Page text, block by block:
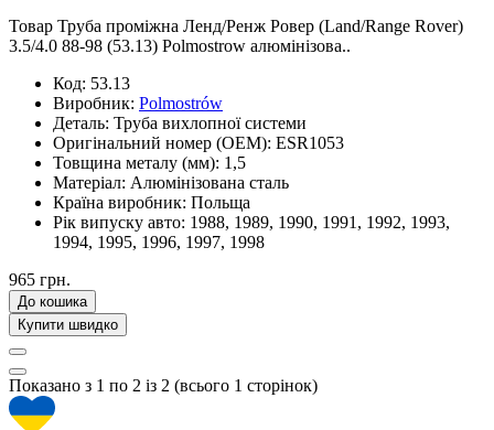
Товар Труба промiжна Ленд/Ренж Ровер (Land/Range Rover)
3.5/4.0 88-98 (53.13) Polmostrow алюмінізова..
Код: 53.13
Виробник: Polmostrów
Деталь: Труба вихлопної системи
Оригінальний номер (OEM): ESR1053
Товщина металу (мм): 1,5
Матеріал: Алюмінізована сталь
Країна виробник: Польща
Рік випуску авто: 1988, 1989, 1990, 1991, 1992, 1993,
1994, 1995, 1996, 1997, 1998
965 грн.
До кошика
Купити швидко
Показано з 1 по 2 із 2 (всього 1 сторінок)